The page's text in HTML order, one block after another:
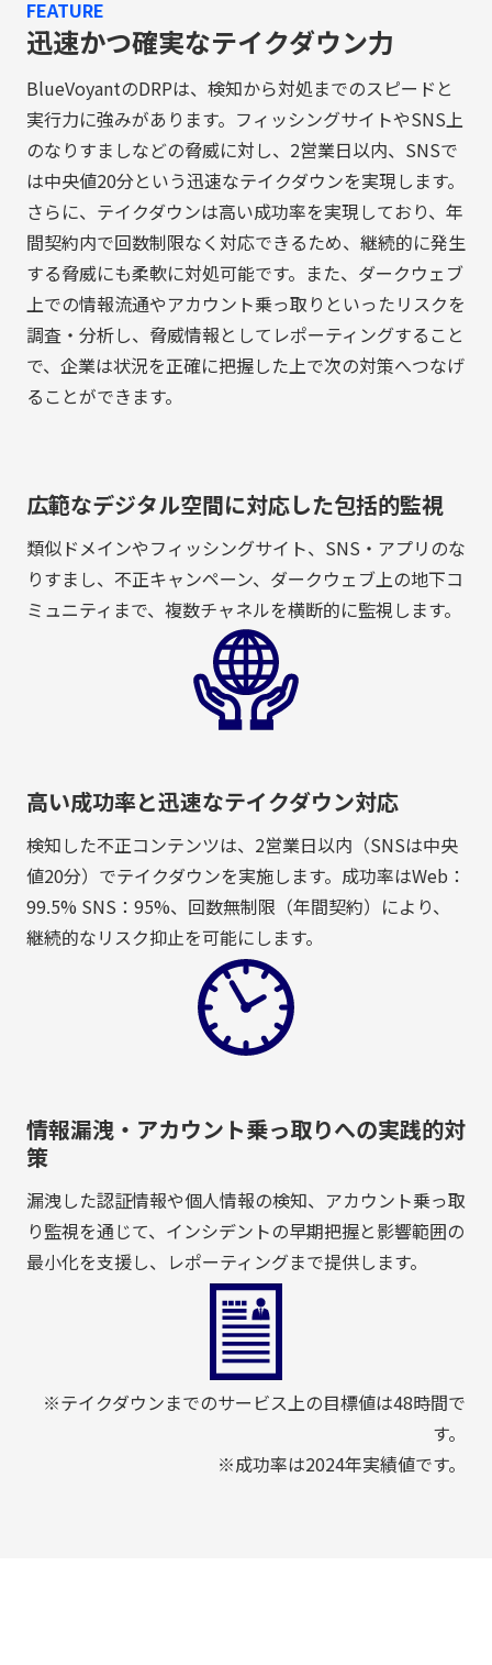
FEATURE
迅速かつ確実なテイクダウン力
BlueVoyantのDRPは、検知から対処までのスピードと
実行力に強みがあります。フィッシングサイトやSNS上
のなりすましなどの脅威に対し、2営業日以内、SNSで
は中央値20分という迅速なテイクダウンを実現します。
さらに、テイクダウンは高い成功率を実現しており、年
間契約内で回数制限なく対応できるため、継続的に発生
する脅威にも柔軟に対処可能です。また、ダークウェブ
上での情報流通やアカウント乗っ取りといったリスクを
調査・分析し、脅威情報としてレポーティングすること
で、企業は状況を正確に把握した上で次の対策へつなげ
ることができます。
広範なデジタル空間に対応した包括的監視
類似ドメインやフィッシングサイト、SNS・アプリのな
りすまし、不正キャンペーン、ダークウェブ上の地下コ
ミュニティまで、複数チャネルを横断的に監視します。
高い成功率と迅速なテイクダウン対応
検知した不正コンテンツは、2営業日以内（SNSは中央
値20分）でテイクダウンを実施します。成功率はWeb：
99.5% SNS：95%、回数無制限（年間契約）により、
継続的なリスク抑止を可能にします。
情報漏洩・アカウント乗っ取りへの実践的対
策
漏洩した認証情報や個人情報の検知、アカウント乗っ取
り監視を通じて、インシデントの早期把握と影響範囲の
最小化を支援し、レポーティングまで提供します。
※テイクダウンまでのサービス上の目標値は48時間で
す。
※成功率は2024年実績値です。